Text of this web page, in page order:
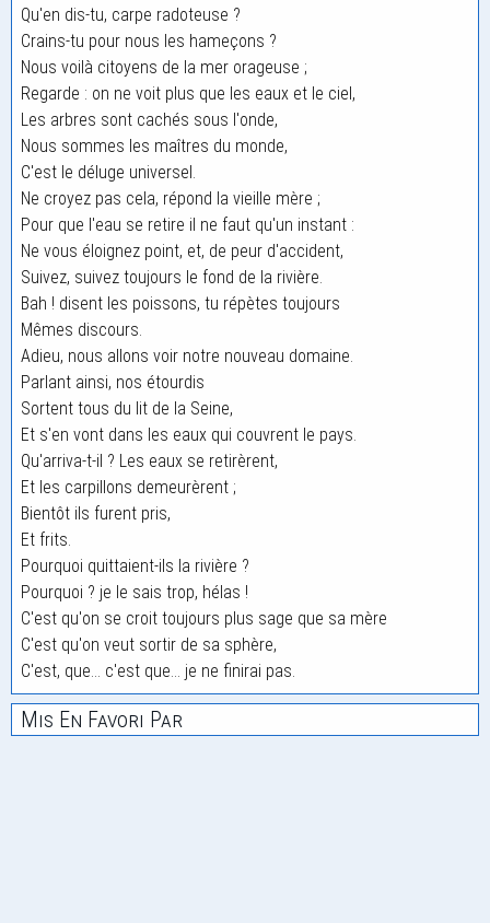
Qu'en dis-tu, carpe radoteuse ?
Crains-tu pour nous les hameçons ?
Nous voilà citoyens de la mer orageuse ;
Regarde : on ne voit plus que les eaux et le ciel,
Les arbres sont cachés sous l'onde,
Nous sommes les maîtres du monde,
C'est le déluge universel.
Ne croyez pas cela, répond la vieille mère ;
Pour que l'eau se retire il ne faut qu'un instant :
Ne vous éloignez point, et, de peur d'accident,
Suivez, suivez toujours le fond de la rivière.
Bah ! disent les poissons, tu répètes toujours
Mêmes discours.
Adieu, nous allons voir notre nouveau domaine.
Parlant ainsi, nos étourdis
Sortent tous du lit de la Seine,
Et s'en vont dans les eaux qui couvrent le pays.
Qu'arriva-t-il ? Les eaux se retirèrent,
Et les carpillons demeurèrent ;
Bientôt ils furent pris,
Et frits.
Pourquoi quittaient-ils la rivière ?
Pourquoi ? je le sais trop, hélas !
C'est qu'on se croit toujours plus sage que sa mère
C'est qu'on veut sortir de sa sphère,
C'est, que... c'est que... je ne finirai pas.
Mis En Favori Par